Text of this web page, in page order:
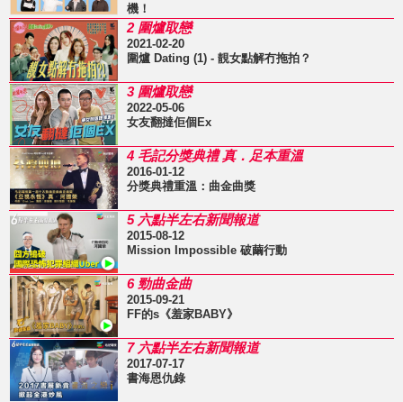
機！
2 圍爐取戀
2021-02-20
圍爐 Dating (1) - 靚女點解冇拖拍？
3 圍爐取戀
2022-05-06
女友翻撻佢個Ex
4 毛記分獎典禮 真．足本重溫
2016-01-12
分獎典禮重溫：曲金曲獎
5 六點半左右新聞報道
2015-08-12
Mission Impossible 破繭行動
6 勁曲金曲
2015-09-21
FF的s《羞家BABY》
7 六點半左右新聞報道
2017-07-17
書海恩仇錄